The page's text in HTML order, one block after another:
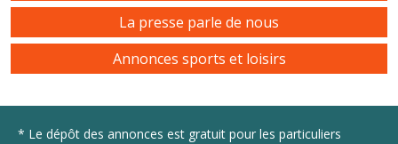
La presse parle de nous
Annonces sports et loisirs
* Le dépôt des annonces est gratuit pour les particuliers